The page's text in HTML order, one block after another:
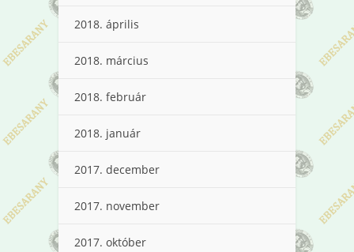
2018. április
2018. március
2018. február
2018. január
2017. december
2017. november
2017. október